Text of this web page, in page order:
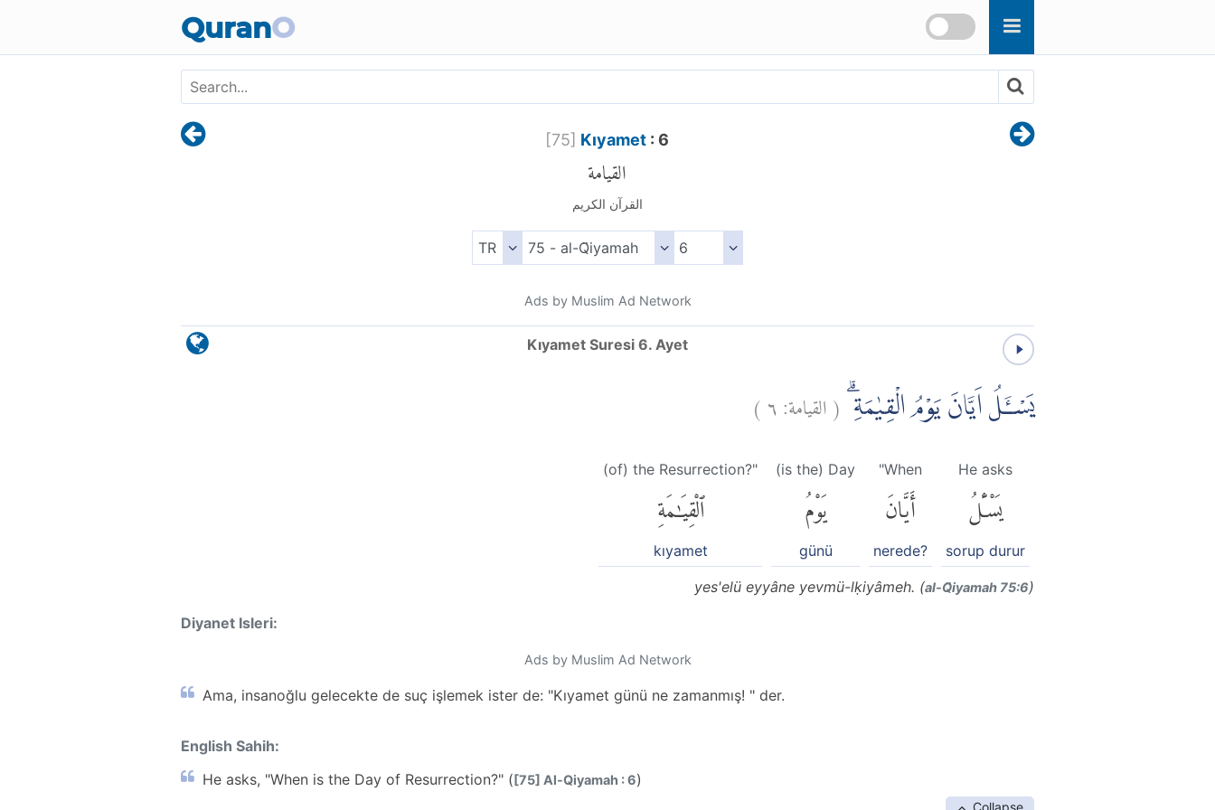
QuranO
[75] Kıyamet : 6
القيامة
القرآن الكريم
Ads by Muslim Ad Network
Kıyamet Suresi 6. Ayet
يَسْـَٔلُ اَيَّانَ يَوْمُ الْقِيٰمَةِۗ (القيامة:٦)
He asks
يَسْـَٔلُ
sorup durur
"When
أَيَّانَ
nerede?
(is the) Day
يَوْمُ
günü
(of) the Resurrection?"
ٱلْقِيَٰمَةِ
kıyamet
yes'elü eyyâne yevmü-lḳiyâmeh. (al-Q̈iyamah 75:6)
Diyanet Isleri:
Ads by Muslim Ad Network
Ama, insanoğlu gelecekte de suç işlemek ister de: "Kıyamet günü ne zamanmış! " der.
English Sahih:
He asks, "When is the Day of Resurrection?" ([75] Al-Qiyamah : 6)
Collapse